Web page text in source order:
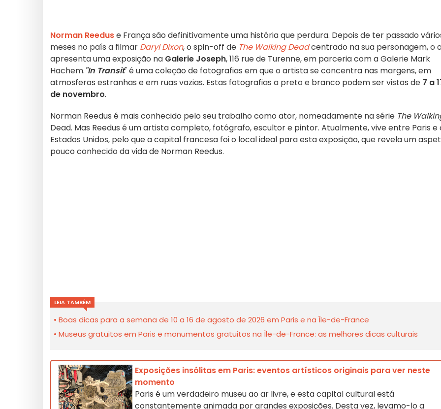
Norman Reeduse França são definitivamente uma história que perdura. Depois de ter passado
meses no país a filmar Daryl Dixon, o spin-off de The Walking Deadcentrado na sua personagem, o
apresenta uma exposição na Galerie Joseph, 116 rue de Turenne, em parceria com a Galerie Mark
Hachem."In Transit" é uma coleção de fotografias em que o artista se concentra nas margens, em
atmosferas estranhas e em ruas vazias. Estas fotografias a preto e branco podem ser vistas de 7 a
de novembro.
Norman Reedus é mais conhecido pelo seu trabalho como ator, nomeadamente na série The
Dead. Mas Reedus é um artista completo, fotógrafo, escultor e pintor. Atualmente, vive entre Paris e
Estados Unidos, pelo que a capital francesa foi o local ideal para esta exposição, que revela um
pouco conhecido da vida de Norman Reedus.
LEIA TAMBÉM
Boas dicas para a semana de 10 a 16 de agosto de 2026 em Paris e na Île-de-France
Museus gratuitos em Paris e monumentos gratuitos na Île-de-France: as melhores dicas culturais
Exposições insólitas em Paris: eventos artísticos originais para ver neste
momento
Paris é um verdadeiro museu ao ar livre, e esta capital cultural está
constantemente animada por grandes exposições. Desta vez, levamo-lo a